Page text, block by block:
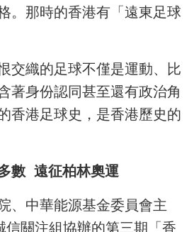
。那時的香港有「遠東足球
交織的足球不僅是運動、比
著身份認同甚至還有政治角
香港足球史，是香港歷史的
數 遠征柏林奧運
、中華能源基金委員會主
信關注組協辦的第三期「香